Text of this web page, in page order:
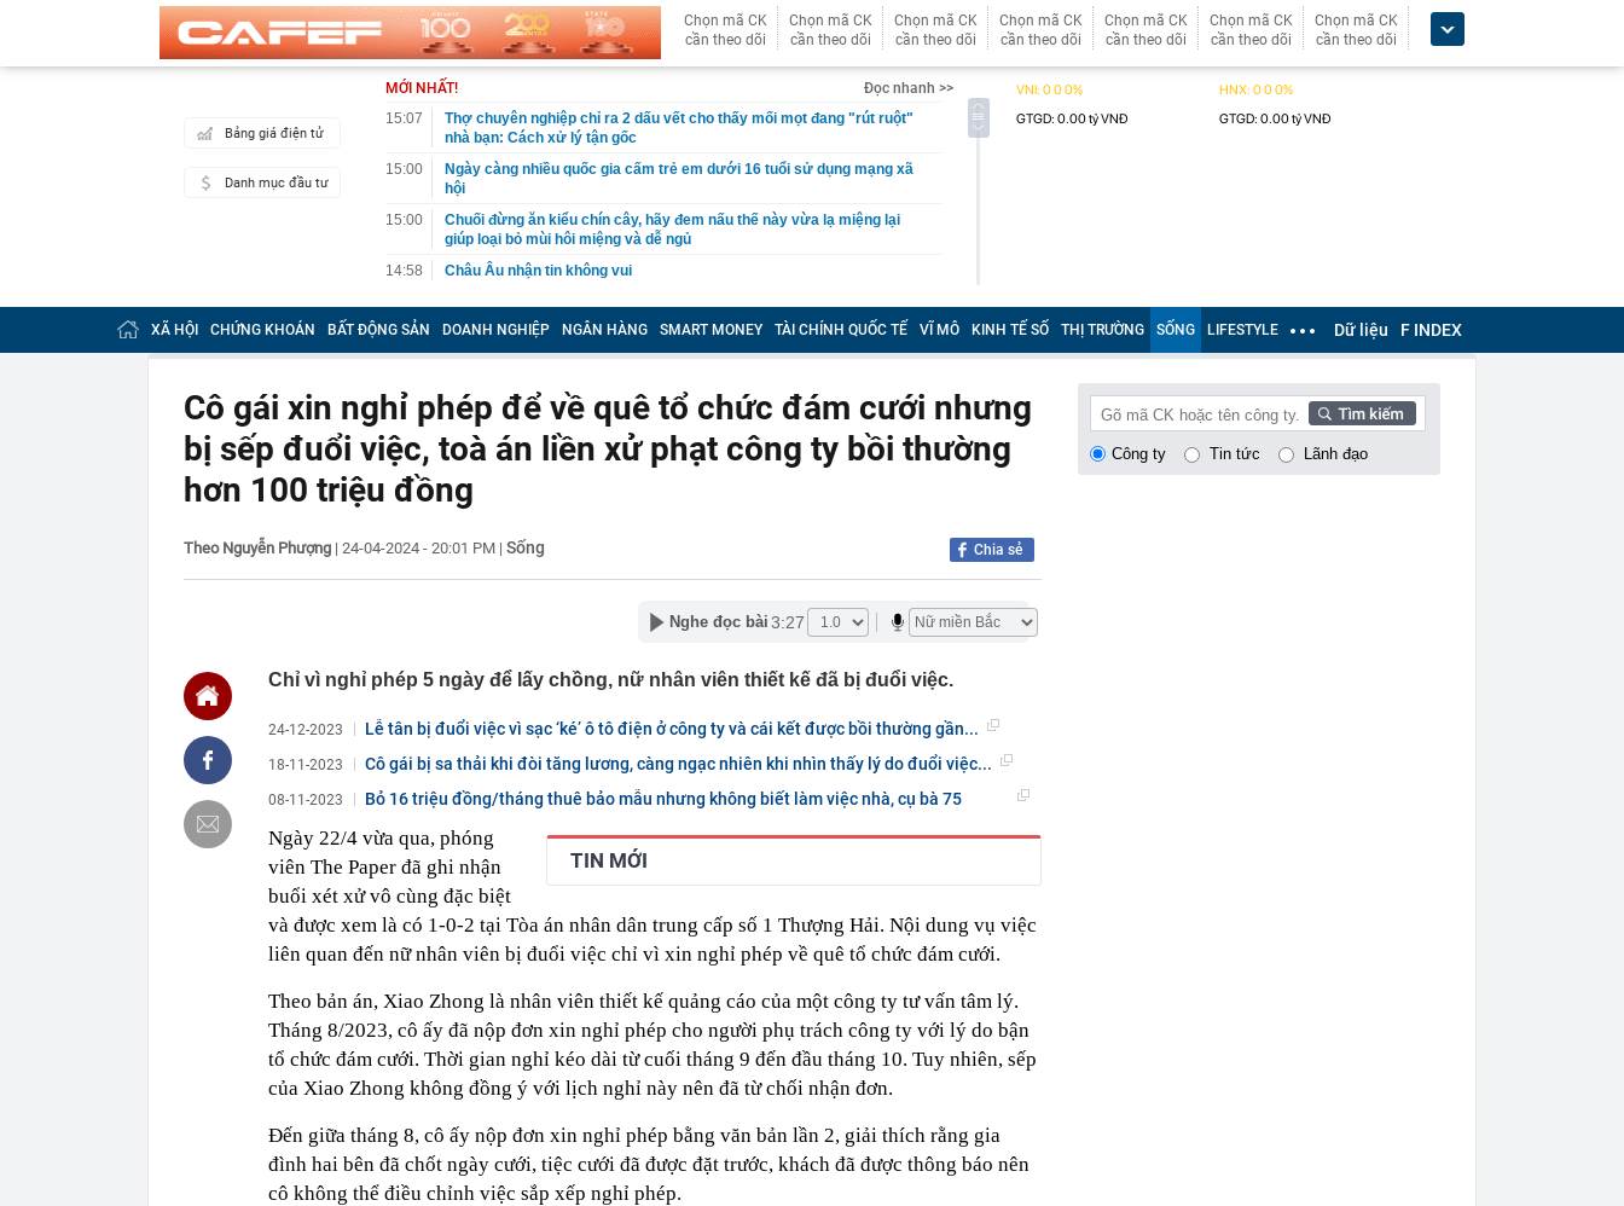
Chọn mã CK
cần theo dõi
Chọn mã CK
cần theo dõi
Chọn mã CK
cần theo dõi
Chọn mã CK
cần theo dõi
Chọn mã CK
cần theo dõi
Chọn mã CK
cần theo dõi
Chọn mã CK
cần theo dõi
Bảng giá điện tử
Danh mục đầu tư
MỚI NHẤT!
Đọc nhanh >>
15:07
Thợ chuyên nghiệp chỉ ra 2 dấu vết cho thấy mối mọt đang "rút ruột"
nhà bạn: Cách xử lý tận gốc
15:00
Ngày càng nhiều quốc gia cấm trẻ em dưới 16 tuổi sử dụng mạng xã
hội
15:00
Chuối đừng ăn kiểu chín cây, hãy đem nấu thế này vừa lạ miệng lại
giúp loại bỏ mùi hôi miệng và dễ ngủ
14:58
Châu Âu nhận tin không vui
14:58
Với 6G, "cuộc chơi" viễn thông sẽ thay đổi
14:57
Bầu Đức chào bán DN nắm 7.000 ha đất tại Lào: Giá 60.600 đồng/cp,
định giá hơn 11.000 tỷ đồng, gấp rưỡi công ty của ông Trần Bá Dương
rộng, chở gia đình 300-500km/ngày vẫn thoải mái, đi phố như xe điện’
14:56
Phó Thủ tướng Hồ Quốc Dũng đề nghị CMC tiếp tục phát huy mô hình
liên kết Nhà nước – nhà trường – doanh nghiệp
14:54
CEO một công ty chứng khoán vừa từ nhiệm
14:46
Các siêu dự án cầu vượt sông Hồng, đường vành đai và loạt dự án
Người phụ nữ 54 tuổi qua đời vì ung thư tuyến tụy dù chưa bao giờ ăn
14:41
Nắng nóng khắc nghiệt đảo lộn cuộc sống ở Hàn Quốc
14:40
Công an cảnh báo chiêu lừa tinh vi liên quan đến shipper giao hàng,
người dân cần đặc biệt cảnh giác
14:36
Ăn hàng trăm bát mì vẫn giữ dáng thon gọn, người phụ nữ Nhật Bản
tiết lộ bí mật đốt mỡ là loại đồ uống bán đầy ở Việt Nam
thời sinh viên, khí chất gây chú ý trên sân golf
14:23
Phát minh của Mỹ làm rung chuyển ngành vật liệu: Hợp chất bền gấp
10 lần thép, vẫn đạt độ dẻo 15%, mở ra tương lai cho loạt ngành quan
trọng
Mặt cỏ sân Mỹ Đình trước trận ĐT Việt Nam vs Campuchia ra sao sau
khi được truyền thông Đông Nam Á khen hết lời
14:21
Ngày 7/8: Tỷ giá trung tâm tăng 30 đồng
XÃ HỘI CHỨNG KHOÁN BẤT ĐỘNG SẢN DOANH NGHIỆP NGÂN HÀNG SMART MONEY TÀI CHÍNH QUỐC TẾ VĨ MÔ KINH TẾ SỐ THỊ TRƯỜNG SỐNG LIFESTYLE Dữ liệu F INDEX
Cô gái xin nghỉ phép để về quê tổ chức đám cưới nhưng
bị sếp đuổi việc, toà án liền xử phạt công ty bồi thường
hơn 100 triệu đồng
Theo Nguyễn Phượng | 24-04-2024 - 20:01 PM | Sống Chia sẻ
Nghe đọc bài 3:27
Chỉ vì nghỉ phép 5 ngày để lấy chồng, nữ nhân viên thiết kế đã bị đuổi việc.
24-12-2023 Lễ tân bị đuổi việc vì sạc ‘ké’ ô tô điện ở công ty và cái kết được bồi thường gần...
18-11-2023 Cô gái bị sa thải khi đòi tăng lương, càng ngạc nhiên khi nhìn thấy lý do đuổi việc...
08-11-2023
Bỏ 16 triệu đồng/tháng thuê bảo mẫu nhưng không biết làm việc nhà, cụ bà 75
TIN MỚI
Ngày 22/4 vừa qua, phóng
viên The Paper đã ghi nhận
buổi xét xử vô cùng đặc biệt
và được xem là có 1-0-2 tại Tòa án nhân dân trung cấp số 1 Thượng Hải. Nội dung vụ việc
liên quan đến nữ nhân viên bị đuổi việc chỉ vì xin nghỉ phép về quê tổ chức đám cưới.
Theo bản án, Xiao Zhong là nhân viên thiết kế quảng cáo của một công ty tư vấn tâm lý.
Tháng 8/2023, cô ấy đã nộp đơn xin nghỉ phép cho người phụ trách công ty với lý do bận
tổ chức đám cưới. Thời gian nghỉ kéo dài từ cuối tháng 9 đến đầu tháng 10. Tuy nhiên, sếp
của Xiao Zhong không đồng ý với lịch nghỉ này nên đã từ chối nhận đơn.
Đến giữa tháng 8, cô ấy nộp đơn xin nghỉ phép bằng văn bản lần 2, giải thích rằng gia
đình hai bên đã chốt ngày cưới, tiệc cưới đã được đặt trước, khách đã được thông báo nên
cô không thể điều chỉnh việc sắp xếp nghỉ phép.
Công ty Tin tức Lãnh đạo